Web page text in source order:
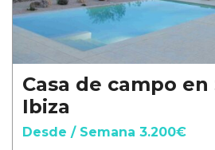
Casa de campo en
Ibiza
Desde / Semana 3.200€